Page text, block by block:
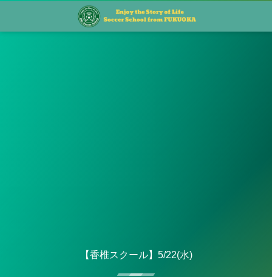
【香椎スクール】5/22(水)